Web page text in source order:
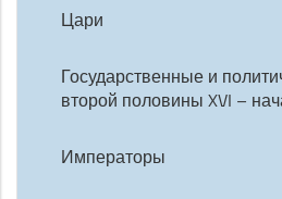
Цари
Государственные и
второй половины XVI –
Императоры